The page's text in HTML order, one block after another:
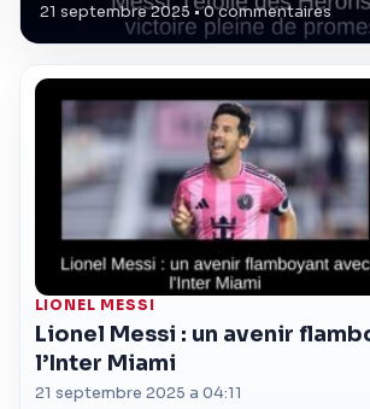
21 septembre 2025 • 0 commentaires
LIONEL MESSI
Lionel Messi : un avenir
l’Inter Miami
21 septembre 2025 a 04:11